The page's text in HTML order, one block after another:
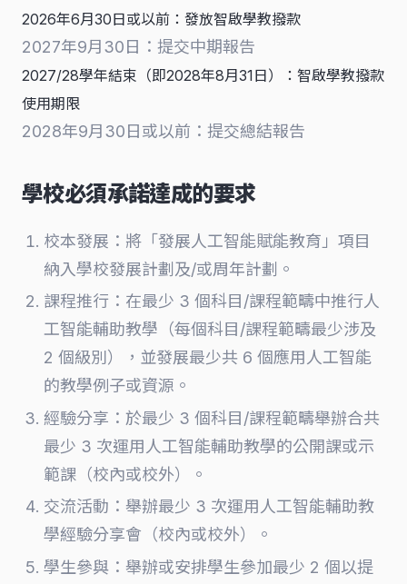
2026年6月30日或以前：發放智啟學教撥款
2027年9月30日：提交中期報告
2027/28學年結束（即2028年8月31日）：智啟學教撥款
使用期限
2028年9月30日或以前：提交總結報告
學校必須承諾達成的要求
校本發展：將「發展人工智能賦能教育」項目
納入學校發展計劃及/或周年計劃。
課程推行：在最少 3 個科目/課程範疇中推行人
工智能輔助教學（每個科目/課程範疇最少涉及
2 個級別），並發展最少共 6 個應用人工智能
的教學例子或資源。
經驗分享：於最少 3 個科目/課程範疇舉辦合共
最少 3 次運用人工智能輔助教學的公開課或示
範課（校內或校外）。
交流活動：舉辦最少 3 次運用人工智能輔助教
學經驗分享會（校內或校外）。
學生參與：舉辦或安排學生參加最少 2 個以提